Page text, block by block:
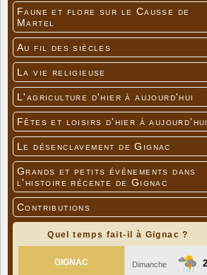
Faune et flore sur le Causse de
Martel
Au fil des siècles
La vie religieuse
L'agriculture d'hier à aujourd'hui
Fêtes et loisirs d'hier à aujourd'hui
Le désenclavement de Gignac
Grands et petits événements dans
l'histoire récente de Gignac
Contributions
Quel temps fait-il à Gignac ?